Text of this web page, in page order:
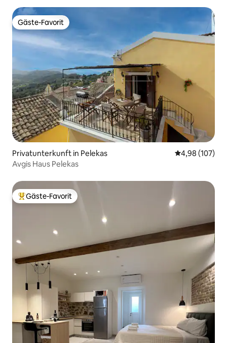
Gäste-Favorit
Gäste-Favorit
Privatunterkunft in Pelekas
4,98 (107)
Avgis Haus Pelekas
Beliebter Gäste-Favorit.
Gäste-Favorit